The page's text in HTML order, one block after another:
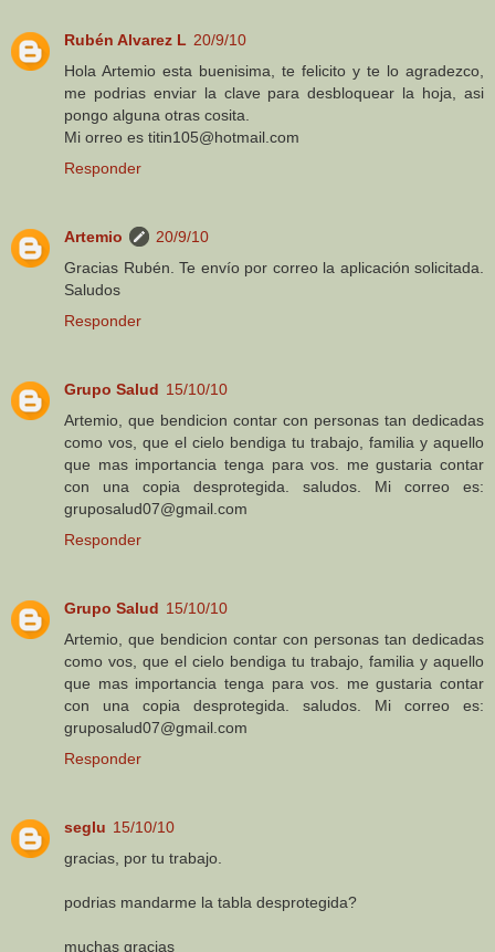
Rubén Alvarez L 20/9/10
Hola Artemio esta buenisima, te felicito y te lo agradezco,
me podrias enviar la clave para desbloquear la hoja, asi
pongo alguna otras cosita.
Mi orreo es titin105@hotmail.com
Responder
Artemio
20/9/10
Gracias Rubén. Te envío por correo la aplicación solicitada.
Saludos
Responder
Grupo Salud 15/10/10
Artemio, que bendicion contar con personas tan dedicadas
como vos, que el cielo bendiga tu trabajo, familia y aquello
que mas importancia tenga para vos. me gustaria contar
con una copia desprotegida. saludos. Mi correo es:
gruposalud07@gmail.com
Responder
Grupo Salud 15/10/10
Artemio, que bendicion contar con personas tan dedicadas
como vos, que el cielo bendiga tu trabajo, familia y aquello
que mas importancia tenga para vos. me gustaria contar
con una copia desprotegida. saludos. Mi correo es:
gruposalud07@gmail.com
Responder
seglu 15/10/10
gracias, por tu trabajo.
podrias mandarme la tabla desprotegida?
muchas gracias